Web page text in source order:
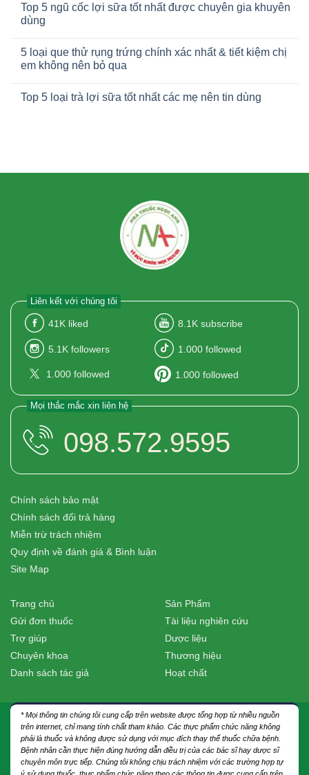
Top 5 ngũ cốc lợi sữa tốt nhất được chuyên gia khuyên
dùng
5 loại que thử rụng trứng chính xác nhất & tiết kiệm chị
em không nên bỏ qua
Top 5 loại trà lợi sữa tốt nhất các mẹ nên tin dùng
Liên kết với chúng tôi
41K liked 8.1K subscribe
5.1K followers 1.000 followed
1.000 followed 1.000 followed
Mọi thắc mắc xin liên hệ
098.572.9595
Chính sách bảo mật
Chính sách đổi trả hàng
Miễn trừ trách nhiệm
Quy định về đánh giá & Bình luận
Site Map
Trang chủ
Gửi đơn thuốc
Trợ giúp
Chuyên khoa
Danh sách tác giả
Sản Phẩm
Tài liệu nghiên cứu
Dược liệu
Thương hiệu
Hoạt chất
* Mọi thông tin chúng tôi cung cấp trên website được tổng hợp từ nhiều nguồn
trên internet, chỉ mang tính chất tham khảo. Các thực phẩm chức năng không
phải là thuốc và không được sử dụng với mục đích thay thế thuốc chữa bệnh.
Bệnh nhân cần thực hiện đúng hướng dẫn điều trị của các bác sĩ hay dược sĩ
chuyên môn trực tiếp. Chúng tôi không chịu trách nhiệm với các trường hợp tự
ý sử dụng thuốc, thực phẩm chức năng theo các thông tin được cung cấp trên